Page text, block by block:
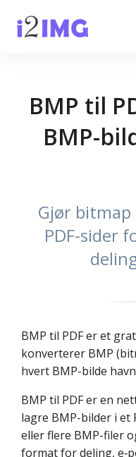
BMP til
BMP-
Gjør bitmap
PDF-sider
BMP til PDF er et
konverterer BMP
hvert BMP-bilde
BMP til PDF er en
lagre BMP-bilder i et
eller flere BMP-filer
format for deling,